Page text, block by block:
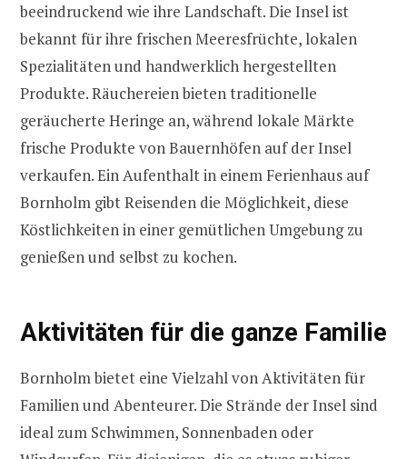
beeindruckend wie ihre Landschaft. Die Insel ist
bekannt für ihre frischen Meeresfrüchte, lokalen
Spezialitäten und handwerklich hergestellten
Produkte. Räuchereien bieten traditionelle
geräucherte Heringe an, während lokale Märkte
frische Produkte von Bauernhöfen auf der Insel
verkaufen. Ein Aufenthalt in einem Ferienhaus auf
Bornholm gibt Reisenden die Möglichkeit, diese
Köstlichkeiten in einer gemütlichen Umgebung zu
genießen und selbst zu kochen.
Aktivitäten für die ganze Familie
Bornholm bietet eine Vielzahl von Aktivitäten für
Familien und Abenteurer. Die Strände der Insel sind
ideal zum Schwimmen, Sonnenbaden oder